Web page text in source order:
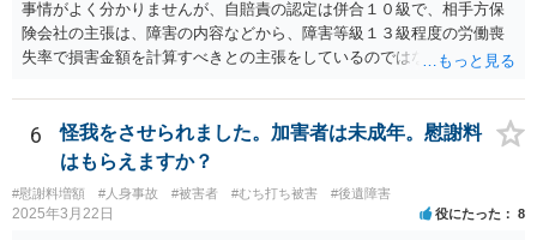
事情がよく分かりませんが、自賠責の認定は併合１０級で、相手方保
険会社の主張は、障害の内容などから、障害等級１３級程度の労働喪
失率で損害金額を計算すべきとの主張をしているのではないでしょう
ので、弁護士を交代しても状況は変わらないでしょう。今の弁護士と
十分に打ち合わせをすることが重要だと思います。
6
怪我をさせられました。加害者は未成年。慰謝料
はもらえますか？
#慰謝料増額 #人身事故 #被害者 #むち打ち被害 #後遺障害
2025年3月22日 役にたった 8